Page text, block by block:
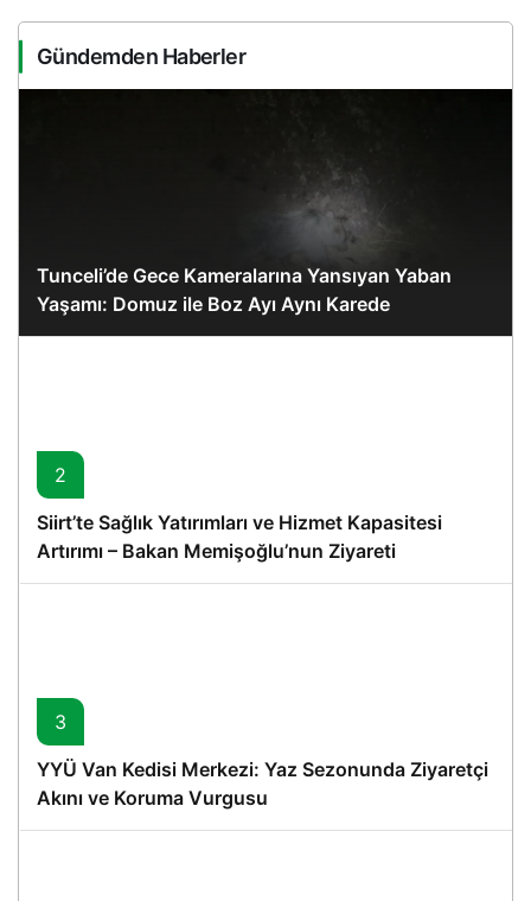
Gündemden Haberler
Tunceli’de Gece Kameralarına Yansıyan Yaban
Yaşamı: Domuz ile Boz Ayı Aynı Karede
2
Siirt’te Sağlık Yatırımları ve Hizmet Kapasitesi
Artırımı – Bakan Memişoğlu’nun Ziyareti
3
YYÜ Van Kedisi Merkezi: Yaz Sezonunda Ziyaretçi
Akını ve Koruma Vurgusu